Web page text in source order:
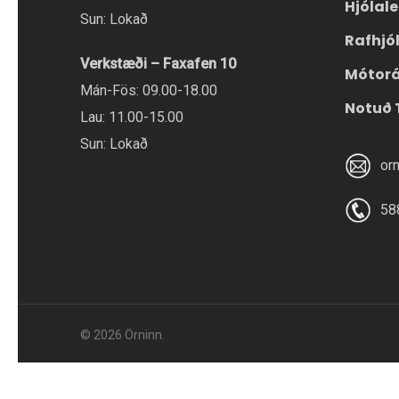
Sun: Lokað
Verkstæði – Faxafen 10
Mán-Fös: 09.00-18.00
Lau: 11.00-15.00
Sun: Lokað
Notuð
© 2026 Örninn.